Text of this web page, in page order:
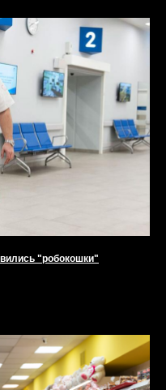
"робокошки"